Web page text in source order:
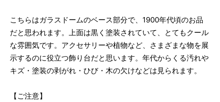
こちらはガラスドームのベース部分で、1900年代頃のお品
だと思われます。上面は黒く塗装されていて、とてもクール
な雰囲気です。アクセサリーや植物など、さまざまな物を展
示するのに役立つ飾り台だと思います。年代からくる汚れや
キズ・塗装の剥がれ・ひび・木の欠けなどは見られます。
【ご注意】